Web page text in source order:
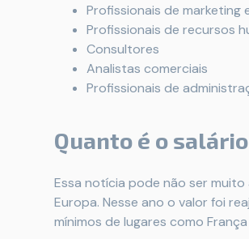
Profissionais de marketing
Profissionais de recursos
Consultores
Analistas comerciais
Profissionais de
Quanto é o
Essa notícia pode não ser muito
Europa. Nesse ano o valor foi
mínimos de lugares como